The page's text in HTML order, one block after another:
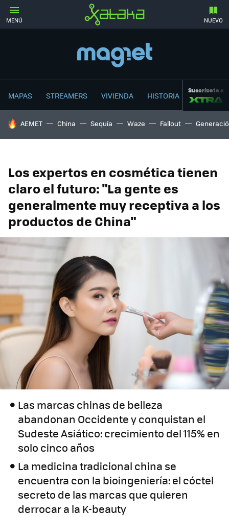
MENÚ NUEVO
MAPAS STREAMERS VIVIENDA HISTORIA Suscríbete a
HOY SE HABLA DE
AEMET China Sequía Waze Fallout
Los expertos en cosmética tienen
claro el futuro: "La gente es
generalmente muy receptiva a los
productos de China"
Las marcas chinas de belleza
abandonan Occidente y conquistan el
Sudeste Asiático: crecimiento del 115% en
solo cinco años
La medicina tradicional china se
encuentra con la bioingeniería: el cóctel
secreto de las marcas que quieren
derrocar a la K-beauty